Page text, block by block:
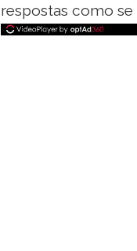
respostas como